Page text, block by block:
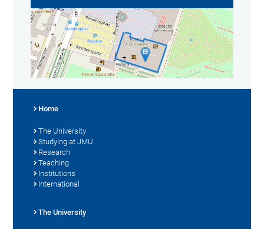
Home
The University
Studying at JMU
Research
Teaching
Institutions
International
The University